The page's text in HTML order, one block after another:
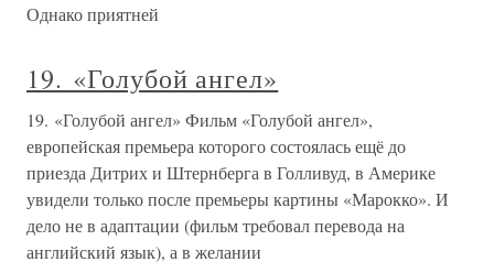
Однако приятней
19. «Голубой ангел»
19. «Голубой ангел» Фильм «Голубой ангел»,
европейская премьера которого состоялась ещё до
приезда Дитрих и Штернберга в Голливуд, в Америке
увидели только после премьеры картины «Марокко». И
дело не в адаптации (фильм требовал перевода на
английский язык), а в желании